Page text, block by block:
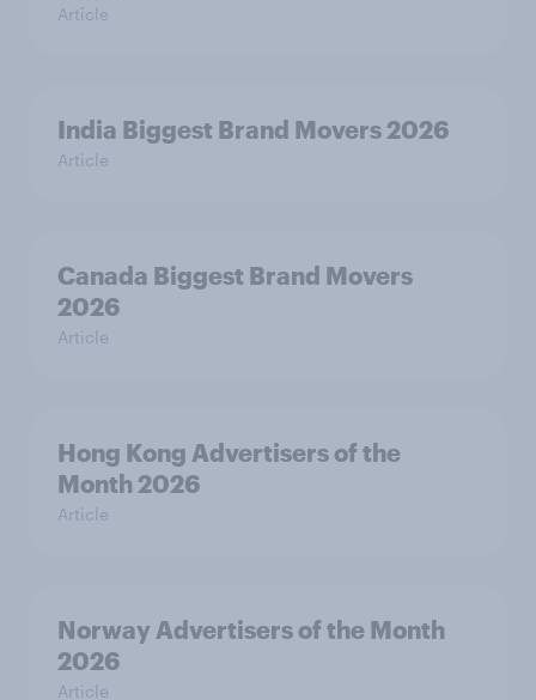
Article
India Biggest Brand Movers 2026
Article
Canada Biggest Brand Movers
2026
Article
Hong Kong Advertisers of the
Month 2026
Article
Norway Advertisers of the Month
2026
Article